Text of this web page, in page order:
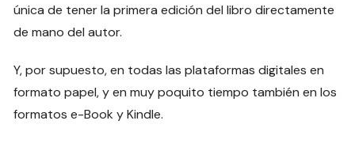
única de tener la primera edición del libro directamente
de mano del autor.
Y, por supuesto, en todas las plataformas digitales en
formato papel, y en muy poquito tiempo también en los
formatos e-Book y Kindle.